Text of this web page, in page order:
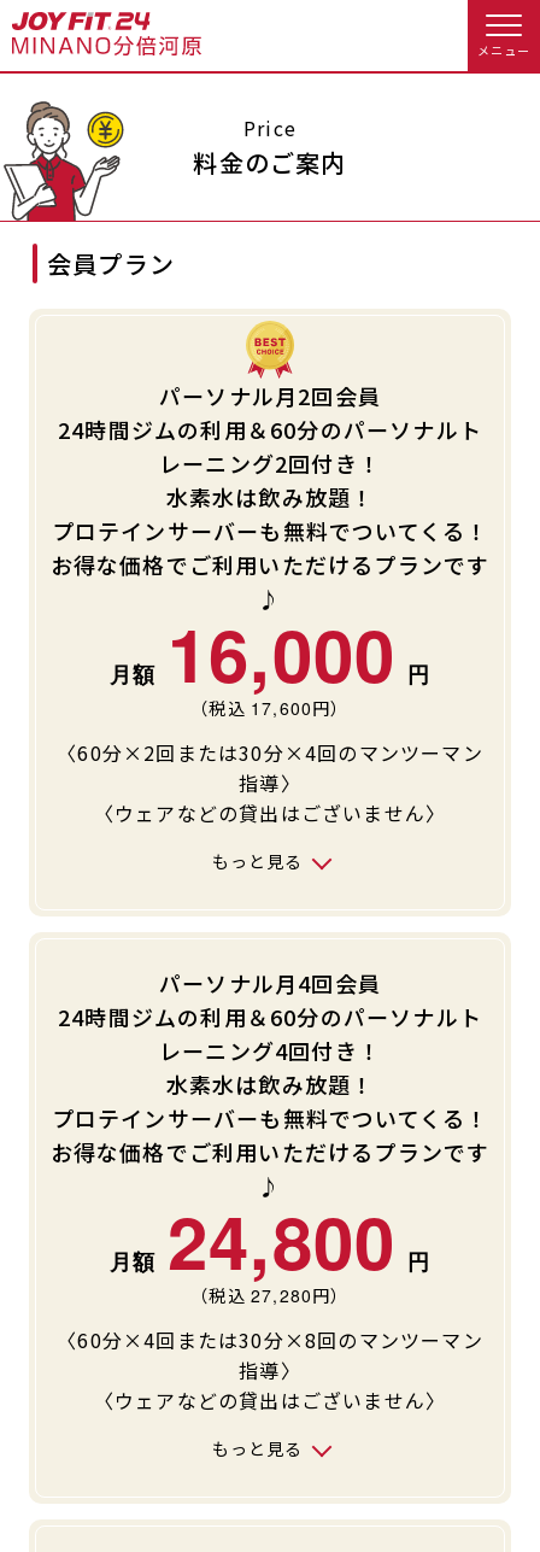
メニュー
店舗トップ
会員の方へトップ
会員様へのお知らせ オプション料金
店舗情報・サービス
よくあるご質問 店舗へのお問い合わせ
入会のお手続きをする
Appで入会手続き料金・サービス等詳しく見る
入会を悩まれている方へトップ
キャンペーン 料金のご案内
店舗情報・サービス
入会方法
よくあるご質問 店舗へのお問い合わせ
JOYFIT総合トップ JOYFIT
店舗を探す
Price
料金のご案内
会員プラン
パーソナル月2回会員
24時間ジムの利用＆60分のパーソナルト
レーニング2回付き！
水素水は飲み放題！
プロテインサーバーも無料でついてくる！
お得な価格でご利用いただけるプランです
♪
16,000
（税込 17,600円）
〈60分×2回または30分×4回のマンツーマン
指導〉
〈ウェアなどの貸出はございません〉
もっと見る
パーソナル月4回会員
24時間ジムの利用＆60分のパーソナルト
レーニング4回付き！
水素水は飲み放題！
プロテインサーバーも無料でついてくる！
お得な価格でご利用いただけるプランです
♪
24,800
（税込27,280円）
〈60分×4回または30分×8回のマンツーマン
指導〉
〈ウェアなどの貸出はございません〉
もっと見る